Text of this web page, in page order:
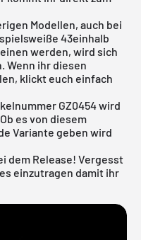
Modellen, auch bei
43einhalb
werden, wird sich
Wenn ihr diesen
klickt euch einfach
GZ0454 wird
es von diesem
Variante geben wird
dem Release! Vergesst
einzutragen damit ihr